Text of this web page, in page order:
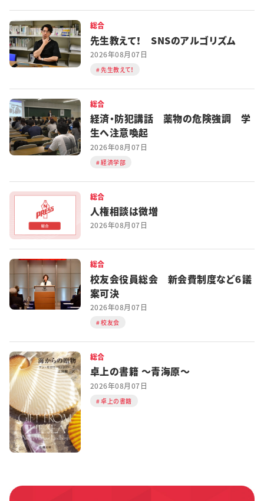
総合
先生教えて！ SNSのアルゴリズム
2026年08月07日
先生教えて！
総合
経済・防犯講話 薬物の危険強調 学
生へ注意喚起
2026年08月07日
経済学部
総合
人権相談は微増
2026年08月07日
総合
校友会役員総会 新会費制度など６議
案可決
2026年08月07日
校友会
総合
卓上の書籍 ～青海原～
2026年08月07日
卓上の書籍